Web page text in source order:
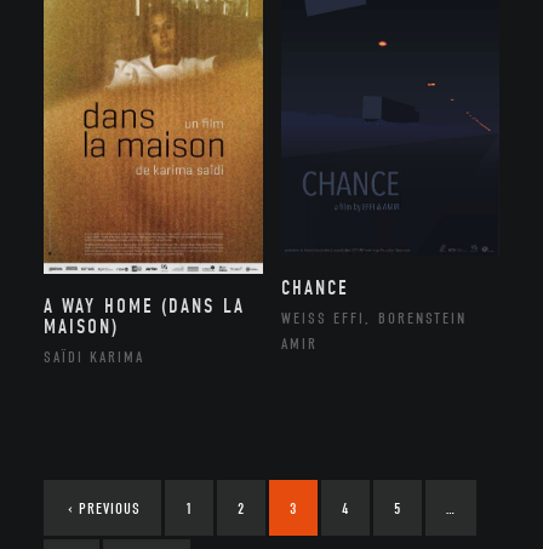
A WAY HOME (DANS LA
MAISON)
SAÏDI KARIMA
CHANCE
WEISS EFFI, BORENSTEIN
AMIR
‹ PREVIOUS 1 2 3 4 5 …